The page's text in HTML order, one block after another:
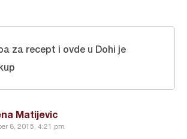
Matijevic
8, 2015, 4:21 pm
za recept i ovde u Dohi je